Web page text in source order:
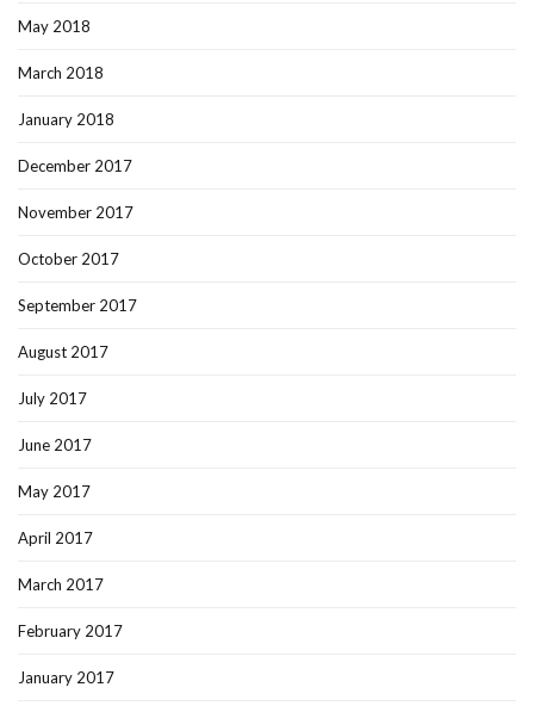
May 2018
March 2018
January 2018
December 2017
November 2017
October 2017
September 2017
August 2017
July 2017
June 2017
May 2017
April 2017
March 2017
February 2017
January 2017